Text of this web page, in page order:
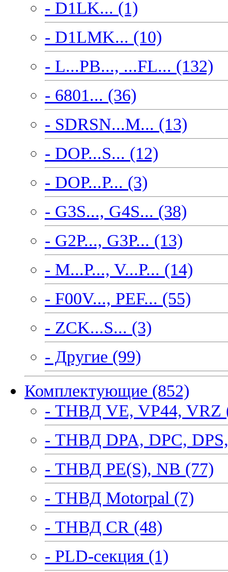
- D1LK... (1)
- D1LMK... (10)
- L...PB..., ...FL... (132)
- 6801... (36)
- SDRSN...M... (13)
- DOP...S... (12)
- DOP...P... (3)
- G3S..., G4S... (38)
- G2P..., G3P... (13)
- M...P..., V...P... (14)
- F00V..., PEF... (55)
- ZCK...S... (3)
- Другие (99)
Комплектующие (852)
- ТНВД VE, VP44, VRZ
- ТНВД DPA, DPC,
- ТНВД PE(S), NB (77)
- ТНВД Motorpal (7)
- ТНВД CR (48)
- PLD-секция (1)